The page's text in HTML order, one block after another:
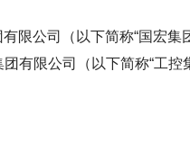
限公司（以下简称“国宏集
有限公司（以下简称“工控